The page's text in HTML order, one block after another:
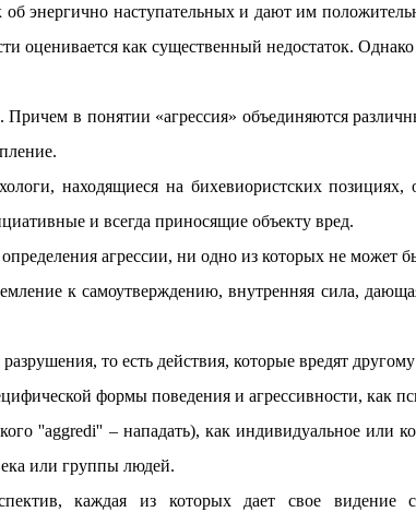
энергично наступательных и дают им
оценивается как существенный недостаток.
в понятии «агрессия» объединяются
находящиеся на бихевиористских
и всегда приносящие объекту вред.
агрессии, ни одно из которых не
к самоутверждению, внутренняя сила,
то есть действия, которые вредят
формы поведения и агрессивности, как
''aggredi'' – нападать), как индивидуальное или
или группы людей.
каждая из которых дает свое